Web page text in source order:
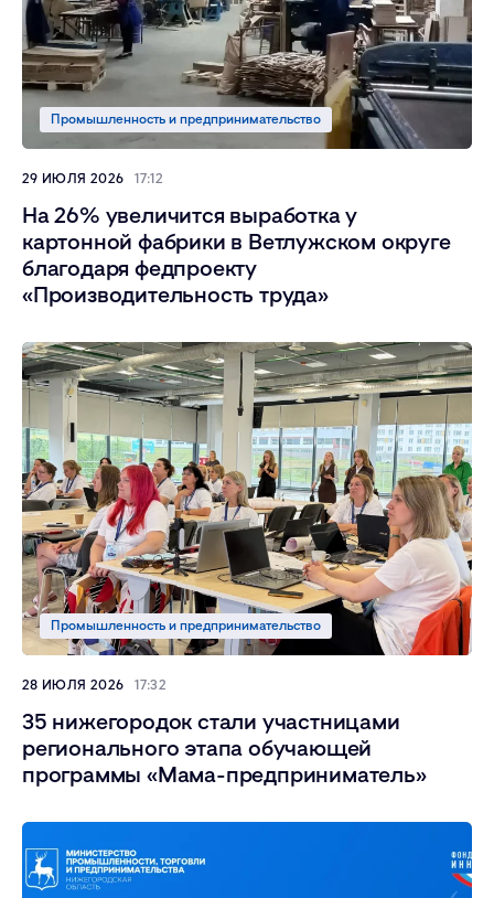
На 26% увеличится выработка у
картонной фабрики в Ветлужском округе
благодаря федпроекту
«Производительность труда»
Промышленность и предпринимательство
29 ИЮЛЯ 2026 17:12
35 нижегородок стали участницами
регионального этапа обучающей
программы «Мама-предприниматель»
Промышленность и предпринимательство
28 ИЮЛЯ 2026 17:32